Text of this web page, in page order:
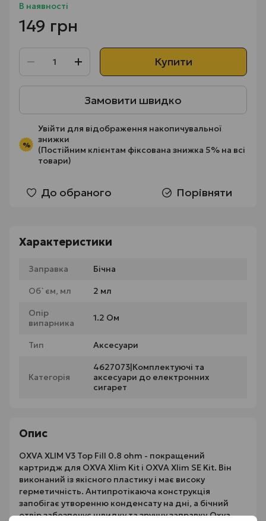
В наявності
149 грн
Купити
Замовити швидко
%
Увійти для відображення накопичувальної
знижки
(Постійним клієнтам фіксована знижка 5% на всі
товари)
До обраного Порівняти
Характеристики
Заправка Бічна
Об`єм, мл 2 мл
Опір
випарника
1.2 Ом
Тип Аксесуари
Категорія
4627073|Комплектуючі та
аксесуари до електронних
сигарет
Опис
OXVA XLIM V3 Top Fill 0.8 ohm - покращений
картридж для OXVA Xlim Kit і OXVA Xlim SE Kit. Він
виконаний із якісного пластику і має високу
герметичність. Антипротікаюча конструкція
запобігає утворенню конденсату на дні, а бічний
отвір забезпечує швидку та зручну заправку.Oxva